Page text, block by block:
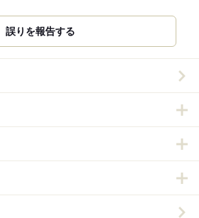
誤りを報告する